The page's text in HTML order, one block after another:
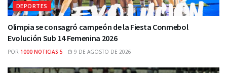
DEPORTES
Olimpia se consagró campeón de la Fiesta Conmebol
Evolución Sub 14 Femenina 2026
POR 1000 NOTICIAS 5 9 DE AGOSTO DE 2026